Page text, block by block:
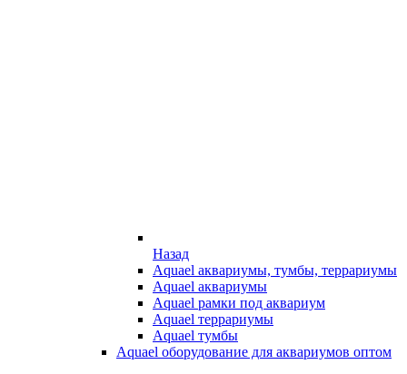
Назад
Aquael аквариумы, тумбы, террариумы
Aquael аквариумы
Aquael рамки под аквариум
Aquael террариумы
Aquael тумбы
Aquael оборудование для аквариумов оптом